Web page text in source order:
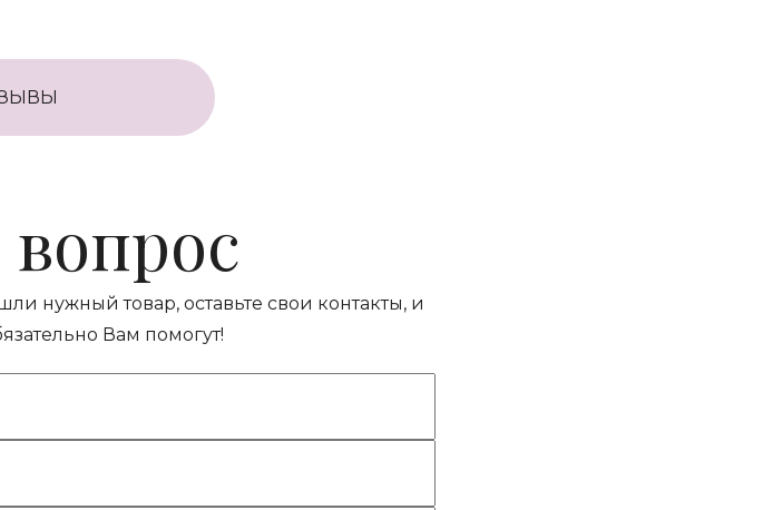
вопрос
нужный товар, оставьте свои контакты, и
Вам помогут!